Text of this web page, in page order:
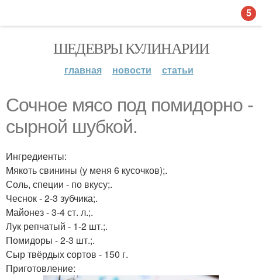
ШЕДЕВРЫ КУЛИНАРИИ
главная новости статьи
Сочное мясо под помидорно -
сырной шубкой.
Ингредиенты:
Мякоть свинины (у меня 6 кусочков);.
Соль, специи - по вкусу;.
Чеснок - 2-3 зубчика;.
Майонез - 3-4 ст. л.;.
Лук репчатый - 1-2 шт.;.
Помидоры - 2-3 шт.;.
Сыр твёрдых сортов - 150 г.
Приготовление:
5